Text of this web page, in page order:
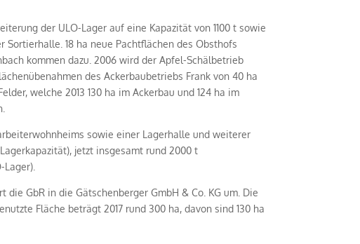
der ULO-Lager auf eine Kapazität von 1100 t sowie
Sortierhalle. 18 ha neue Pachtflächen des Obsthofs
kommen dazu. 2006 wird der Apfel-Schälbetrieb
des Ackerbaubetriebs Frank von 40 ha
welche 2013 130 ha im Ackerbau und 124 ha im
sowie einer Lagerhalle und weiterer
jetzt insgesamt rund 2000 t
die GbR in die Gätschenberger GmbH & Co. KG um. Die
Fläche beträgt 2017 rund 300 ha, davon sind 130 ha